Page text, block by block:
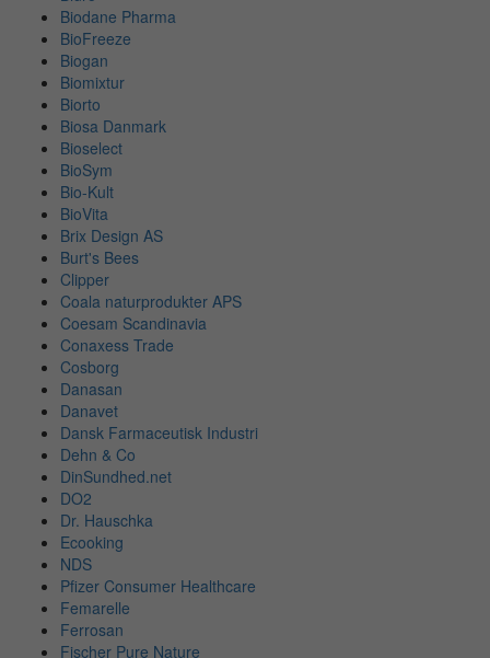
Biodane Pharma
BioFreeze
Biogan
Biomixtur
Biorto
Biosa Danmark
Bioselect
BioSym
Bio-Kult
BioVita
Brix Design AS
Burt's Bees
Clipper
Coala naturprodukter APS
Coesam Scandinavia
Conaxess Trade
Cosborg
Danasan
Danavet
Dansk Farmaceutisk Industri
Dehn & Co
DinSundhed.net
DO2
Dr. Hauschka
Ecooking
NDS
Pfizer Consumer Healthcare
Femarelle
Ferrosan
Fischer Pure Nature